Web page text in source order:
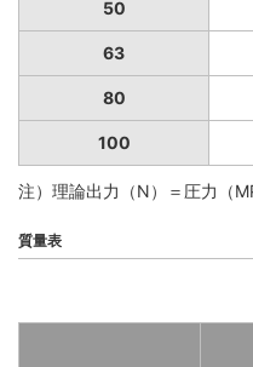
50
63
80
100
注）理論出力（N）＝圧力（
質量表